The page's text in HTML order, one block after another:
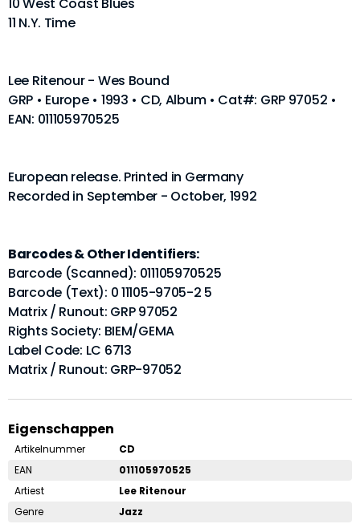
11 N.Y. Time
Lee Ritenour - Wes Bound
GRP • Europe • 1993 • CD, Album • Cat#: GRP 97052 •
EAN: 011105970525
European release. Printed in Germany
Recorded in September - October, 1992
Barcodes & Other Identifiers:
Barcode (Scanned): 011105970525
Barcode (Text): 0 11105-9705-2 5
Matrix / Runout: GRP 97052
Rights Society: BIEM/GEMA
Label Code: LC 6713
Matrix / Runout: GRP-97052
Eigenschappen
Artikelnummer
CD
EAN
011105970525
Artiest
Lee Ritenour
Genre
Jazz